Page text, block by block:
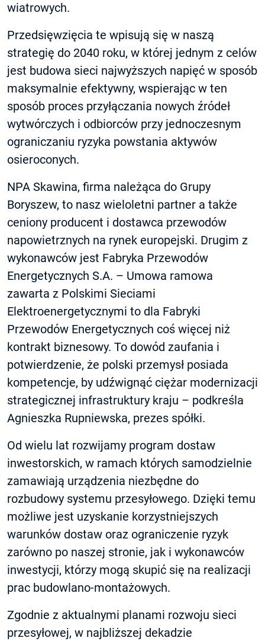
wiatrowych.
Przedsięwzięcia te wpisują się w naszą
strategię do 2040 roku, w której jednym z celów
jest budowa sieci najwyższych napięć w sposób
maksymalnie efektywny, wspierając w ten
sposób proces przyłączania nowych źródeł
wytwórczych i odbiorców przy jednoczesnym
ograniczaniu ryzyka powstania aktywów
osieroconych.
NPA Skawina, firma należąca do Grupy
Boryszew, to nasz wieloletni partner a także
ceniony producent i dostawca przewodów
napowietrznych na rynek europejski. Drugim z
wykonawców jest Fabryka Przewodów
Energetycznych S.A. – Umowa ramowa
zawarta z Polskimi Sieciami
Elektroenergetycznymi to dla Fabryki
Przewodów Energetycznych coś więcej niż
kontrakt biznesowy. To dowód zaufania i
potwierdzenie, że polski przemysł posiada
kompetencje, by udźwignąć ciężar modernizacji
strategicznej infrastruktury kraju – podkreśla
Agnieszka Rupniewska, prezes spółki.
Od wielu lat rozwijamy program dostaw
inwestorskich, w ramach których samodzielnie
zamawiają urządzenia niezbędne do
rozbudowy systemu przesyłowego. Dzięki temu
możliwe jest uzyskanie korzystniejszych
warunków dostaw oraz ograniczenie ryzyk
zarówno po naszej stronie, jak i wykonawców
inwestycji, którzy mogą skupić się na realizacji
prac budowlano-montażowych.
Zgodnie z aktualnymi planami rozwoju sieci
przesyłowej, w najbliższej dekadzie